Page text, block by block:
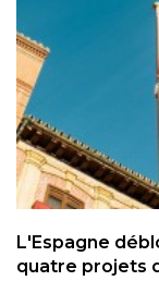
L'Espagne
quatre projets